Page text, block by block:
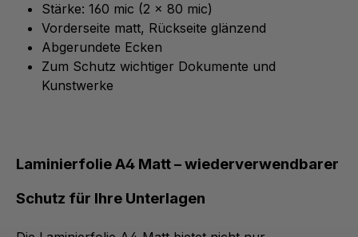
Stärke: 160 mic (2 x 80 mic)
Vorderseite matt, Rückseite glänzend
Abgerundete Ecken
Zum Schutz wichtiger Dokumente und
Kunstwerke
Laminierfolie A4 Matt – wiederverwendbarer
Schutz für Ihre Unterlagen